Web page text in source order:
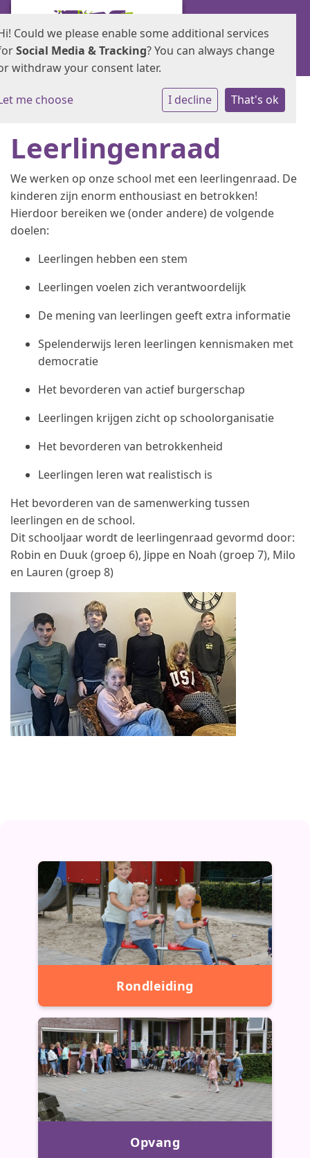
Leerlingenraad
We werken op onze school met een leerlingenraad. De
kinderen zijn enorm enthousiast en betrokken!
Hierdoor bereiken we (onder andere) de volgende
doelen:
Leerlingen hebben een stem
Leerlingen voelen zich verantwoordelijk
De mening van leerlingen geeft extra informatie
Spelenderwijs leren leerlingen kennismaken met
democratie
Het bevorderen van actief burgerschap
Leerlingen krijgen zicht op schoolorganisatie
Het bevorderen van betrokkenheid
Leerlingen leren wat realistisch is
Het bevorderen van de samenwerking tussen
leerlingen en de school.
Dit schooljaar wordt de leerlingenraad gevormd door:
Robin en Duuk (groep 6), Jippe en Noah (groep 7), Milo
en Lauren (groep 8)
Rondleiding
Opvang
Could we please enable some additional services
Social Media & Tracking? You can always change
withdraw your consent later.
me choose I decline That's ok